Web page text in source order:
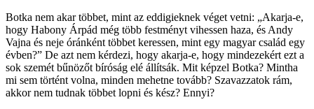
Botka nem akar többet, mint az eddigieknek véget vetni: „Akarja-e,
hogy Habony Árpád még több festményt vihessen haza, és Andy
Vajna és neje óránként többet keressen, mint egy magyar család egy
évben?” De azt nem kérdezi, hogy akarja-e, hogy mindezekért ezt a
sok szemét bűnözőt bíróság elé állítsák. Mit képzel Botka? Mintha
mi sem történt volna, minden mehetne tovább? Szavazzatok rám,
akkor nem tudnak többet lopni és kész? Ennyi?